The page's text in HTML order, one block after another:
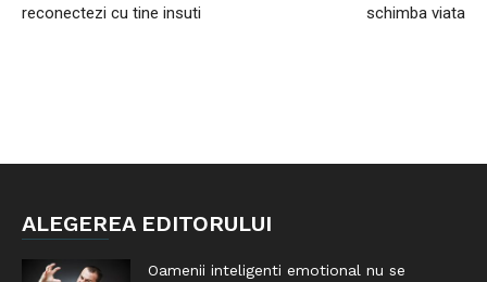
reconectezi cu tine insuti
schimba viata
ALEGEREA EDITORULUI
Oamenii inteligenti emotional nu se